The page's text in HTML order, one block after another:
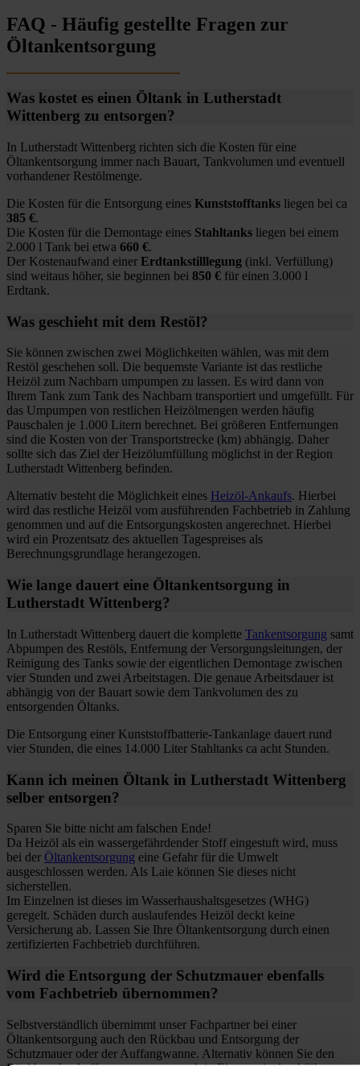
FAQ - Häufig gestellte Fragen zur
Öltankentsorgung
Was kostet es einen Öltank in Lutherstadt
Wittenberg zu entsorgen?
In Lutherstadt Wittenberg richten sich die Kosten für eine
Öltankentsorgung immer nach Bauart, Tankvolumen und eventuell
vorhandener Restölmenge.
Die Kosten für die Entsorgung eines Kunststofftanks liegen bei ca
385 €.
Die Kosten für die Demontage eines Stahltanks liegen bei einem
2.000 l Tank bei etwa 660 €.
Der Kostenaufwand einer Erdtankstilllegung (inkl. Verfüllung)
sind weitaus höher, sie beginnen bei 850 € für einen 3.000 l
Erdtank.
Was geschieht mit dem Restöl?
Sie können zwischen zwei Möglichkeiten wählen, was mit dem
Restöl geschehen soll. Die bequemste Variante ist das restliche
Heizöl zum Nachbarn umpumpen zu lassen. Es wird dann von
Ihrem Tank zum Tank des Nachbarn transportiert und umgefüllt. Für
das Umpumpen von restlichen Heizölmengen werden häufig
Pauschalen je 1.000 Litern berechnet. Bei größeren Entfernungen
sind die Kosten von der Transportstrecke (km) abhängig. Daher
sollte sich das Ziel der Heizölumfüllung möglichst in der Region
Lutherstadt Wittenberg befinden.
Alternativ besteht die Möglichkeit eines Heizöl-Ankaufs. Hierbei
wird das restliche Heizöl vom ausführenden Fachbetrieb in Zahlung
genommen und auf die Entsorgungskosten angerechnet. Hierbei
wird ein Prozentsatz des aktuellen Tagespreises als
Berechnungsgrundlage herangezogen.
Wie lange dauert eine Öltankentsorgung in
Lutherstadt Wittenberg?
In Lutherstadt Wittenberg dauert die komplette Tankentsorgung samt
Abpumpen des Restöls, Entfernung der Versorgungsleitungen, der
Reinigung des Tanks sowie der eigentlichen Demontage zwischen
vier Stunden und zwei Arbeitstagen. Die genaue Arbeitsdauer ist
abhängig von der Bauart sowie dem Tankvolumen des zu
entsorgenden Öltanks.
Die Entsorgung einer Kunststoffbatterie-Tankanlage dauert rund
vier Stunden, die eines 14.000 Liter Stahltanks ca acht Stunden.
Kann ich meinen Öltank in Lutherstadt Wittenberg
selber entsorgen?
Sparen Sie bitte nicht am falschen Ende!
Da Heizöl als ein wassergefährdender Stoff eingestuft wird, muss
bei der Öltankentsorgung eine Gefahr für die Umwelt
ausgeschlossen werden. Als Laie können Sie dieses nicht
sicherstellen.
Im Einzelnen ist dieses im Wasserhaushaltsgesetzes (WHG)
geregelt. Schäden durch auslaufendes Heizöl deckt keine
Versicherung ab. Lassen Sie Ihre Öltankentsorgung durch einen
zertifizierten Fachbetrieb durchführen.
Wird die Entsorgung der Schutzmauer ebenfalls
vom Fachbetrieb übernommen?
Selbstverständlich übernimmt unser Fachpartner bei einer
Öltankentsorgung auch den Rückbau und Entsorgung der
Schutzmauer oder der Auffangwanne. Alternativ können Sie den